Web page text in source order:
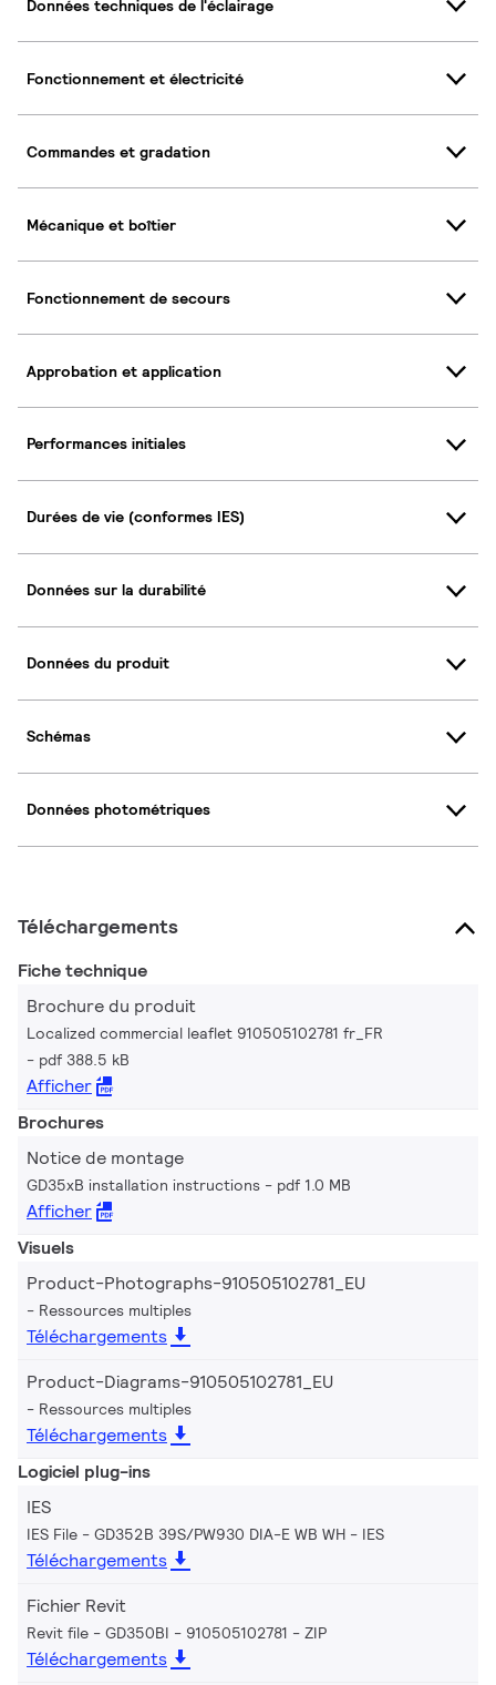
Données techniques de l'éclairage
Fonctionnement et électricité
Commandes et gradation
Mécanique et boîtier
Fonctionnement de secours
Approbation et application
Performances initiales
Durées de vie (conformes IES)
Données sur la durabilité
Données du produit
Schémas
Données photométriques
Téléchargements
Fiche technique
Brochure du produit
Localized commercial leaflet 910505102781 fr_FR
pdf 388.5 kB
Afficher
Brochures
Notice de montage
GD35xB installation instructions pdf 1.0 MB
Afficher
Visuels
Product-Photographs-910505102781_EU
Ressources multiples
Téléchargements
Product-Diagrams-910505102781_EU
Ressources multiples
Téléchargements
Logiciel plug-ins
IES
IES File - GD352B 39S/PW930 DIA-E WB WH IES
Téléchargements
Fichier Revit
Revit file - GD350BI - 910505102781 ZIP
Téléchargements